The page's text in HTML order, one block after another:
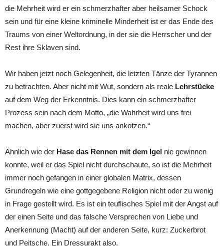
die Mehrheit wird er ein schmerzhafter aber heilsamer Schock
sein und für eine kleine kriminelle Minderheit ist er das Ende des
Traums von einer Weltordnung, in der sie die Herrscher und der
Rest ihre Sklaven sind.
Wir haben jetzt noch Gelegenheit, die letzten Tänze der Tyrannen
zu betrachten. Aber nicht mit Wut, sondern als reale Lehrstücke
auf dem Weg der Erkenntnis. Dies kann ein schmerzhafter
Prozess sein nach dem Motto, „die Wahrheit wird uns frei
machen, aber zuerst wird sie uns ankotzen.“
Ähnlich wie der Hase das Rennen mit dem Igel nie gewinnen
konnte, weil er das Spiel nicht durchschaute, so ist die Mehrheit
immer noch gefangen in einer globalen Matrix, dessen
Grundregeln wie eine gottgegebene Religion nicht oder zu wenig
in Frage gestellt wird. Es ist ein teuflisches Spiel mit der Angst auf
der einen Seite und das falsche Versprechen von Liebe und
Anerkennung (Macht) auf der anderen Seite, kurz: Zuckerbrot
und Peitsche. Ein Dressurakt also.